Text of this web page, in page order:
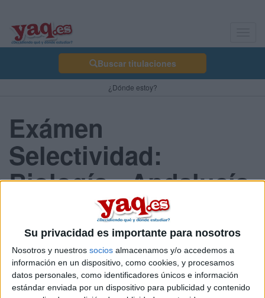
Su privacidad es importante para nosotros
Nosotros y nuestros socios almacenamos y/o accedemos a
información en un dispositivo, como cookies, y procesamos
datos personales, como identificadores únicos e información
estándar enviada por un dispositivo para publicidad y contenido
Buscar titulaciones
¿Dónde estoy?
Exámen
Selectividad:
Biología - Andalucía
2013 Junio
Comunidad:
Andalucía
Año del examen:
2013